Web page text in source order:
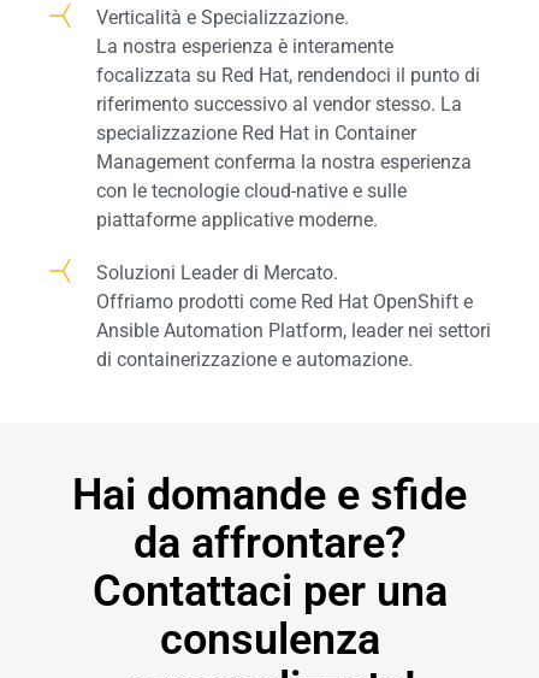
Verticalità e Specializzazione.
La nostra esperienza è interamente
focalizzata su Red Hat, rendendoci il punto di
riferimento successivo al vendor stesso. La
specializzazione Red Hat in Container
Management conferma la nostra esperienza
con le tecnologie cloud-native e sulle
piattaforme applicative moderne.
Soluzioni Leader di Mercato.
Offriamo prodotti come Red Hat OpenShift e
Ansible Automation Platform, leader nei settori
di containerizzazione e automazione.
Hai domande e sfide
da affrontare?
Contattaci per una
consulenza